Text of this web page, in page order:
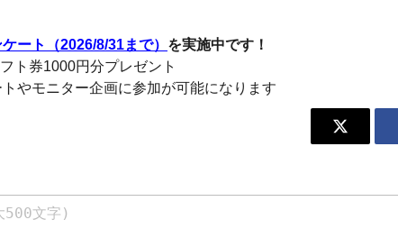
ート（2026/8/31まで） を実施中です！
ト券1000円分プレゼント
やモニター企画に参加が可能になります